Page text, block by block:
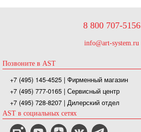
8 800 707-5156
info@art-system.ru
Позвоните в AST
+7 (495) 145-4525 | Фирменный магазин
+7 (495) 777-0165 | Сервисный центр
+7 (495) 728-8207 | Дилерский отдел
AST в социальных сетях